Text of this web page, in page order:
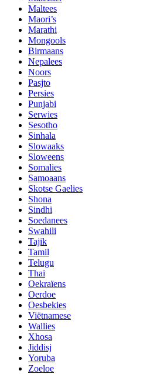
Maltees
Maori’s
Marathi
Mongools
Birmaans
Nepalees
Noors
Pasjto
Persies
Punjabi
Serwies
Sesotho
Sinhala
Slowaaks
Sloweens
Somalies
Samoaans
Skotse Gaelies
Shona
Sindhi
Soedanees
Swahili
Tajik
Tamil
Telugu
Thai
Oekraïens
Oerdoe
Oesbekies
Viëtnamese
Wallies
Xhosa
Jiddisj
Yoruba
Zoeloe